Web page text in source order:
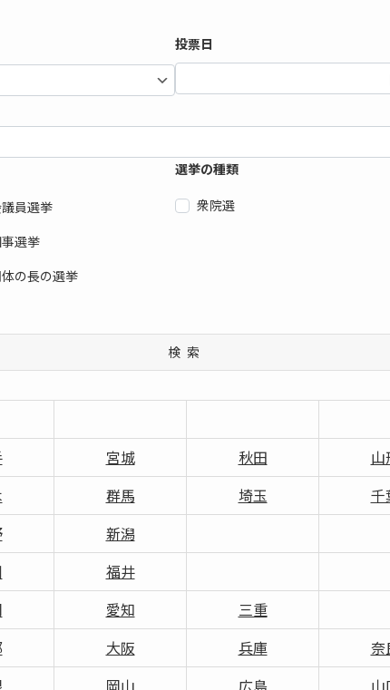
投票日
員選挙
選挙
の長の選挙
選挙の種類
衆院選
検索
宮城 秋田 山
群馬 埼玉 千
新潟
福井
愛知
三重
大阪 兵庫 奈
岡山 広島 山